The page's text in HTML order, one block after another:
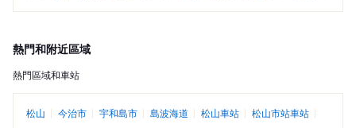
熱門和附近區域
熱門區域和車站
松山 今治市 宇和島市 島波海道 松山車站
松山市站車站